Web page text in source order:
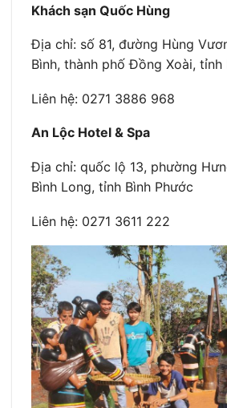
Khách sạn Quốc Hùng
Địa chỉ: số 81, đường Hùng
Bình, thành phố Đồng Xoài, tỉnh
Liên hệ: 0271 3886 968
An Lộc Hotel & Spa
Địa chỉ: quốc lộ 13, phường
Bình Long, tỉnh Bình Phước
Liên hệ: 0271 3611 222